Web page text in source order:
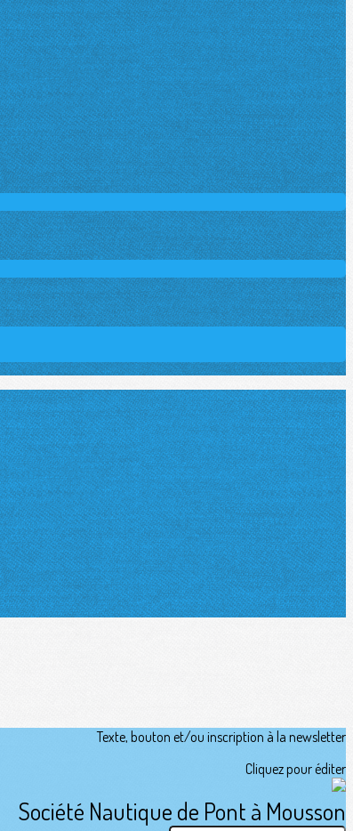
Texte, bouton et/ou inscription à la newsletter
Cliquez pour éditer
Société Nautique de Pont à Mousson